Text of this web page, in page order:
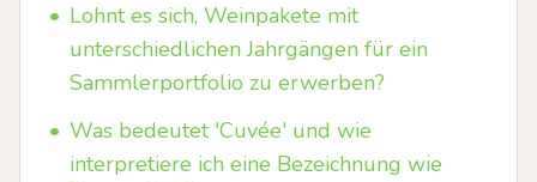
• Lohnt es sich, Weinpakete mit
unterschiedlichen Jahrgängen für ein
Sammlerportfolio zu erwerben?
• Was bedeutet 'Cuvée' und wie
interpretiere ich eine Bezeichnung wie